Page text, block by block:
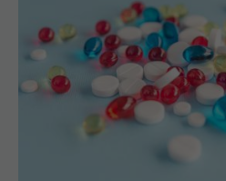
Ministerul Sănătății